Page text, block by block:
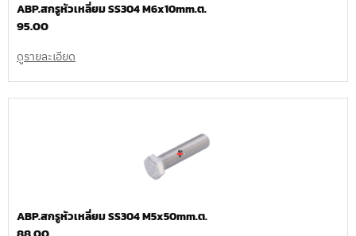
ABP.สกรูหัวเหลี่ยม SS304 M6x10mm.ต.
95.00
ดูรายละเอียด
ABP.สกรูหัวเหลี่ยม SS304 M5x50mm.ต.